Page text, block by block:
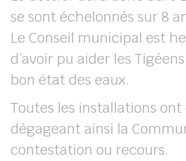
se sont échelonnés sur 8
Le Conseil municipal est
d’avoir pu aider les
bon état des eaux.
Toutes les installations
dégageant ainsi la
contestation ou recours.